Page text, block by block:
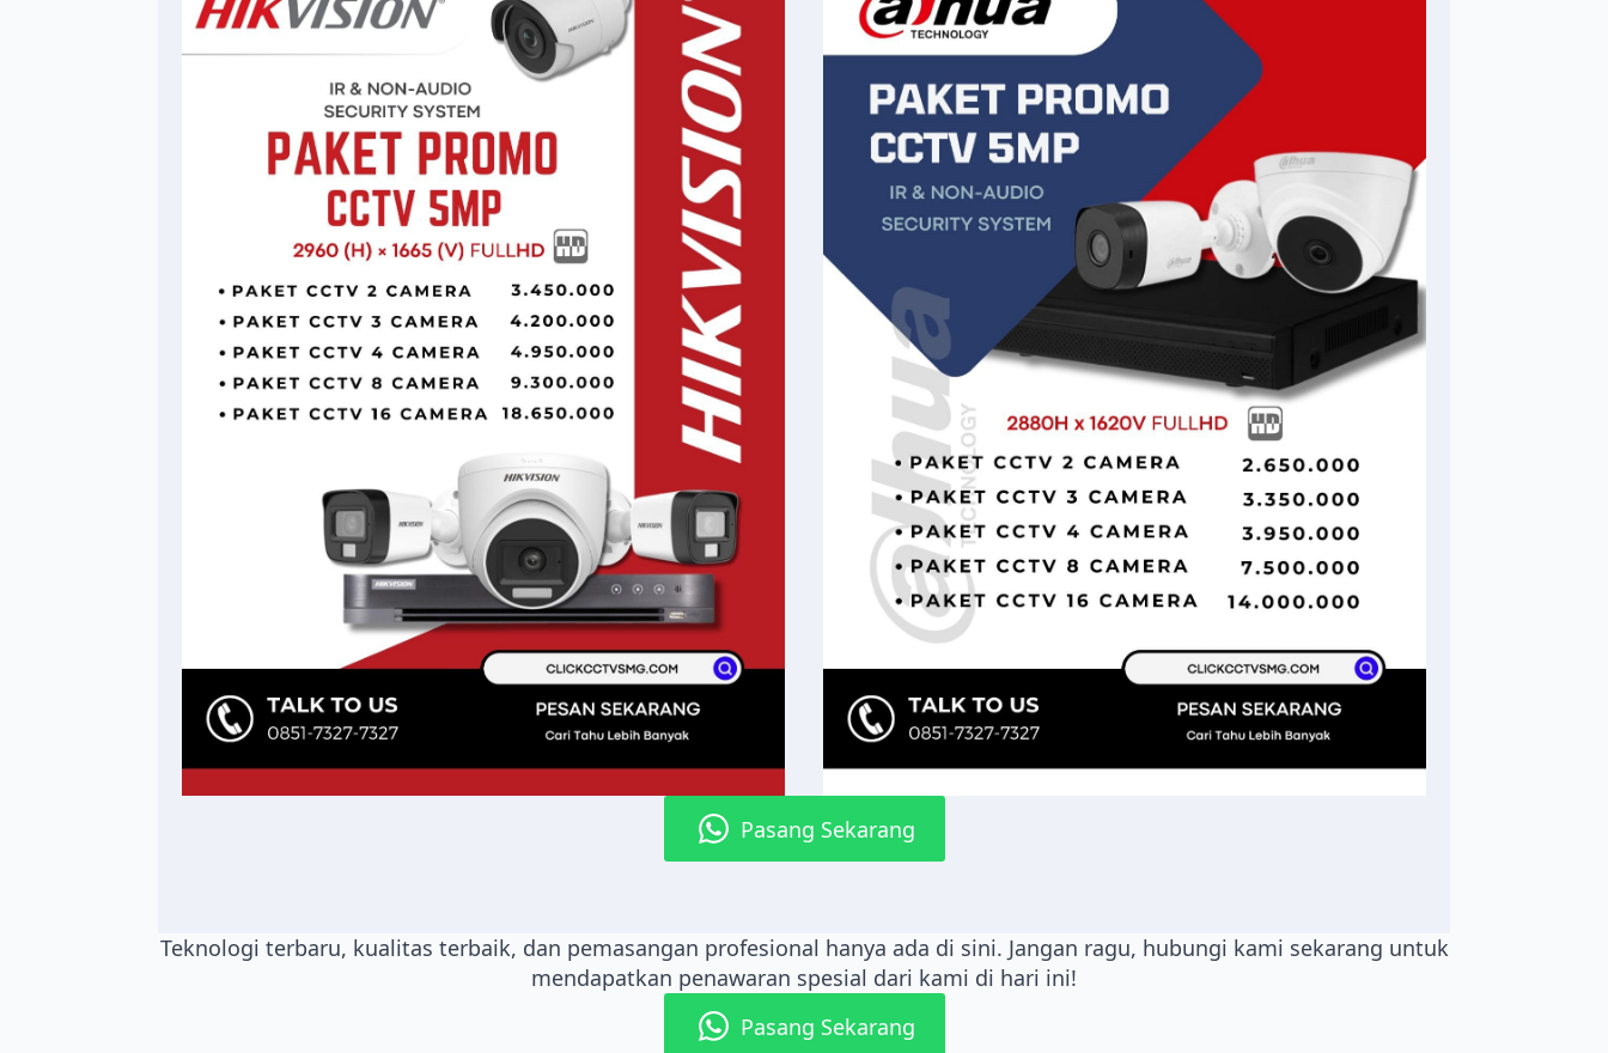
Pasang Sekarang
Teknologi terbaru, kualitas terbaik, dan pemasangan profesional hanya ada di sini. Jangan ragu, hubungi kami sekarang untuk
mendapatkan penawaran spesial dari kami di hari ini!
Pasang Sekarang